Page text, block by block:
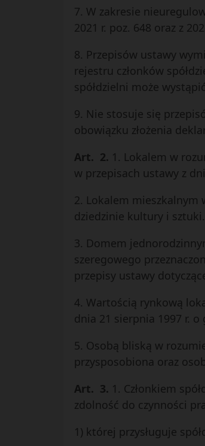
7. W zakresie
2021 r. poz. 648 oraz z
8. Przepisów ustawy
rejestru członków
spółdzielni może
9. Nie stosuje się
obowiązku złożenia
Art. 2. 1. Lokalem w
w przepisach ustawy z
2. Lokalem mieszkalnym
dziedzinie kultury i sztuki.
3. Domem
szeregowego
przepisy ustawy
4. Wartością rynkową
dnia 21 sierpnia 1997 r. o
5. Osobą bliską w
przysposobiona oraz
Art. 3. 1. Członkiem
zdolność do czynności
1) której przysługuje